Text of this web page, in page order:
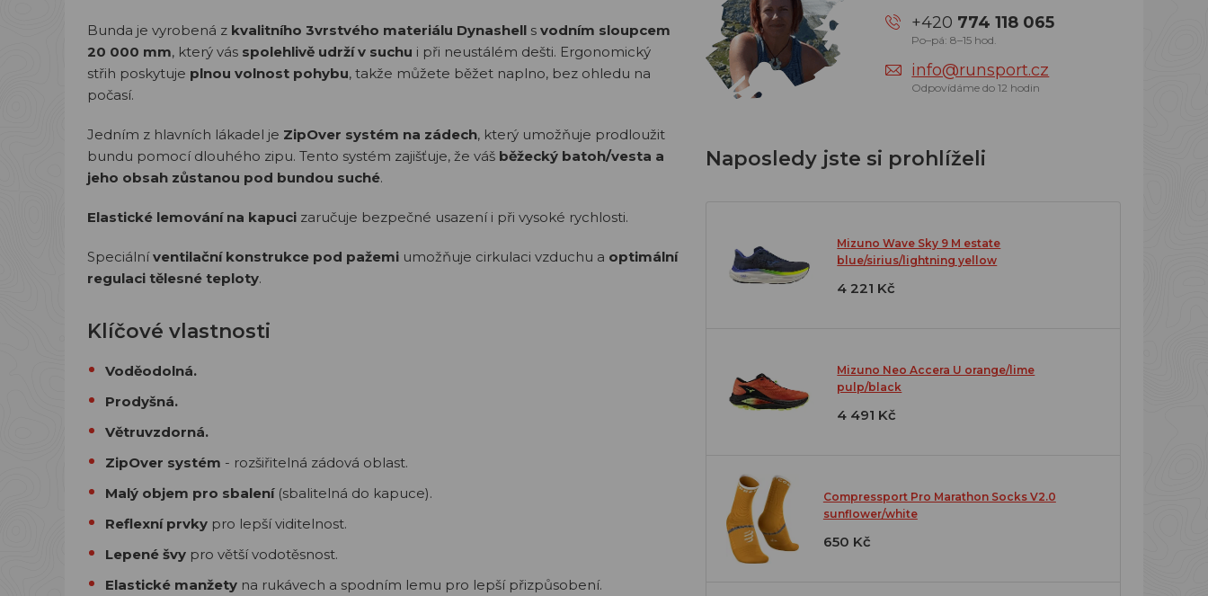
Bunda je vyrobená z kvalitního 3vrstvého materiálu Dynashell s vodním sloupcem
20 000 mm, který vás spolehlivě udrží v suchu i při neustálém dešti. Ergonomický
střih poskytuje plnou volnost pohybu, takže můžete běžet naplno, bez ohledu na
počasí.
Jedním z hlavních lákadel je ZipOver systém na zádech, který umožňuje prodloužit
bundu pomocí dlouhého zipu. Tento systém zajišťuje, že váš běžecký batoh/vesta a
jeho obsah zůstanou pod bundou suché.
Elastické lemování na kapuci zaručuje bezpečné usazení i při vysoké rychlosti.
Speciálníventilační konstrukce pod pažemi umožňuje cirkulaci vzduchu a optimální
regulaci tělesné teploty.
Klíčové vlastnosti
Voděodolná.
Prodyšná.
Větruvzdorná.
ZipOver systém - rozšiřitelná zádová oblast.
Malý objem pro sbalení(sbalitelná do kapuce).
Reflexní prvky pro lepší viditelnost.
Lepené švy pro větší vodotěsnost.
Elastické manžety na rukávech a spodním lemu pro lepší přizpůsobení.
+420 774 118 065
Po–pá: 8–15 hod.
info@runsport.cz
Odpovídáme do 12 hodin
Naposledy jste si prohlíželi
Mizuno Wave Sky 9 M estate
blue/sirius/lightning yellow
4 221 Kč
Mizuno Neo Accera U orange/lime
pulp/black
4 491 Kč
Compressport Pro Marathon Socks V2.0
sunflower/white
650 Kč